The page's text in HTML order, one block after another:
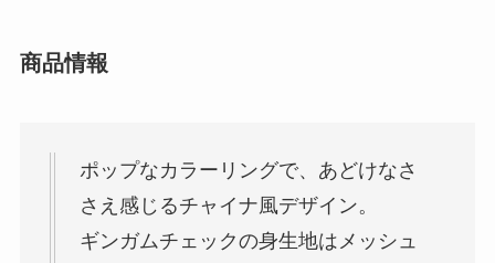
商品情報
ポップなカラーリングで、あどけなさ
さえ感じるチャイナ風デザイン。
ギンガムチェックの身生地はメッシュ